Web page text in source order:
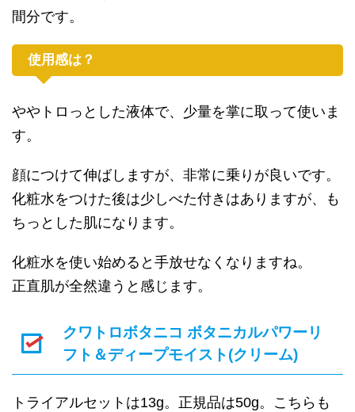
間分です。
使用感は？
ややトロっとした液体で、少量を掌に取って使いま
す。
顔につけて伸ばしますが、非常に乗りが良いです。
化粧水をつけた後は少しべた付きはありますが、も
ちっとした肌になります。
化粧水を使い始めると手放せなくなりますね。
正直肌が全然違うと感じます。
クワトロボタニコ ボタニカルパワーリ
フト＆ディープモイスト(クリーム)
トライアルセットは13g。正規品は50g。こちらも